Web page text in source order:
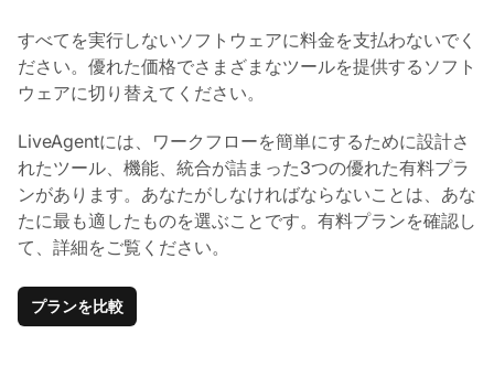
すべてを実行しないソフトウェアに料金を支払わないでく
ださい。優れた価格でさまざまなツールを提供するソフト
ウェアに切り替えてください。
LiveAgentには、ワークフローを簡単にするために設計さ
れたツール、機能、統合が詰まった3つの優れた有料プラ
ンがあります。あなたがしなければならないことは、あな
たに最も適したものを選ぶことです。有料プランを確認し
て、詳細をご覧ください。
プランを比較